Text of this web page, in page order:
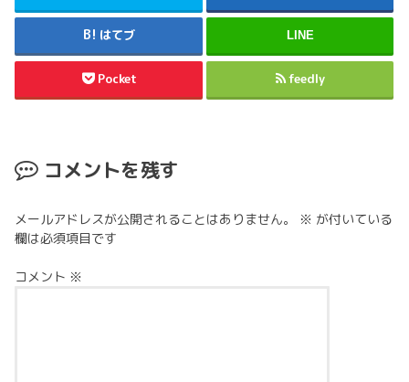
はてブ LINE
Pocket feedly
コメントを残す
メールアドレスが公開されることはありません。 ※ が付いている
欄は必須項目です
コメント ※